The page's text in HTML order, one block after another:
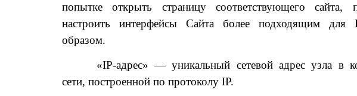
попытке открыть страницу соответствующего сайта,
настроить интерфейсы Сайта более подходящим для
образом.
«IP-адрес» — уникальный сетевой адрес узла в
сети, построенной по протоколу IP.